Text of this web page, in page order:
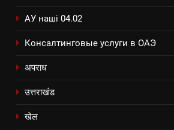
АУ наші 04.02
Консалтинговые услуги в ОАЭ
अपराध
उत्तराखंड
खेल